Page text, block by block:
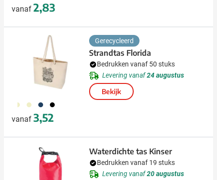
vanaf 2,83
332 311 536 208
vanaf 3,52
Gerecycleerd
Strandtas Florida
Bedrukken vanaf 50 stuks
Levering vanaf24 augustus
Bekijk
Waterdichte tas Kinser
Bedrukken vanaf 19 stuks
Levering vanaf20 augustus